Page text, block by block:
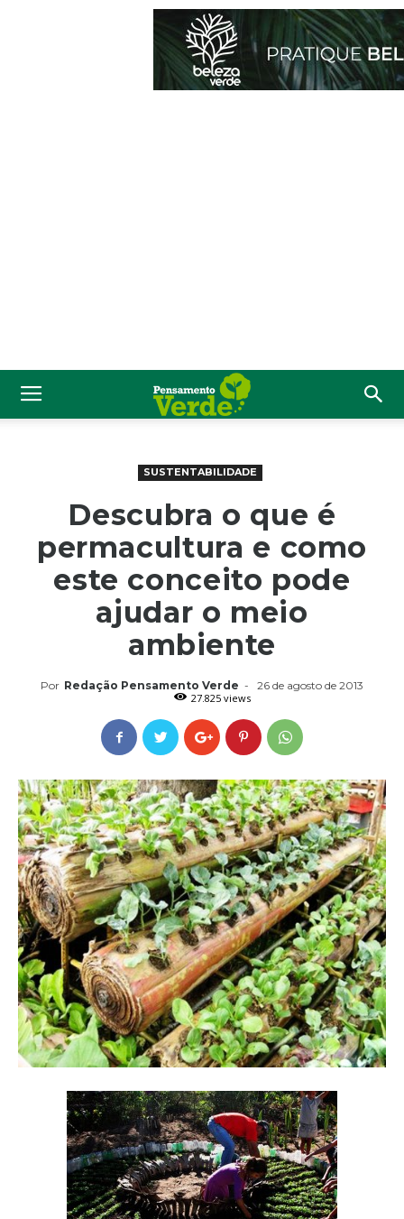
SUSTENTABILIDADE
Descubra o que é
permacultura e como
este conceito pode
ajudar o meio
ambiente
Por Redação Pensamento Verde -
26 de agosto de 2013
27.825 views